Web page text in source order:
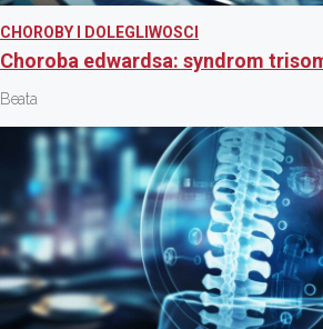
CHOROBY I DOLEGLIWOSCI
Choroba edwardsa: syndrom
Beata